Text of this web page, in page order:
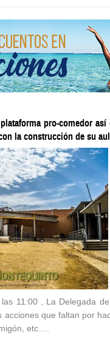
pro-comedor
la construcción de su
11:00 , La Delegada
acciones que faltan por
etc….